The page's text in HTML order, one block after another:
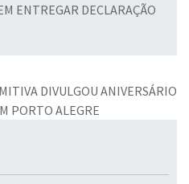
ENTREGAR DECLARAÇÃO